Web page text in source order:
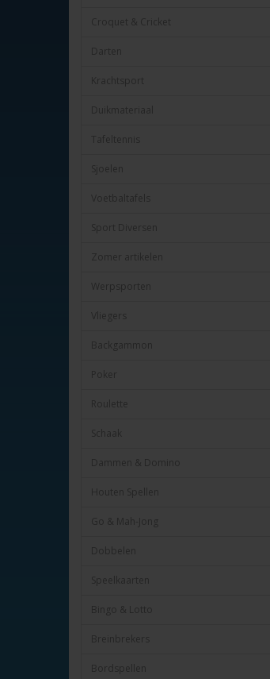
Croquet & Cricket
Darten
Krachtsport
Duikmateriaal
Tafeltennis
Sjoelen
Voetbaltafels
Sport Diversen
Zomer artikelen
Werpsporten
Vliegers
Backgammon
Poker
Roulette
Schaak
Dammen & Domino
Houten Spellen
Go & Mah-Jong
Dobbelen
Speelkaarten
Bingo & Lotto
Breinbrekers
Bordspellen